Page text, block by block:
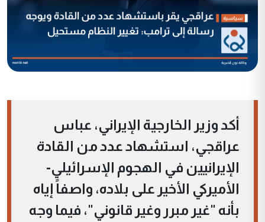
أكد وزير الخارجية الإيراني، عباس
عراقجي، استشهاد عدد من القادة
الإيرانيين في الهجوم الإسرائيلي-
الأميركي الأخير على بلاده، واصفاً إياه
بأنه "غير مبرر وغير قانوني"، فيما وجه